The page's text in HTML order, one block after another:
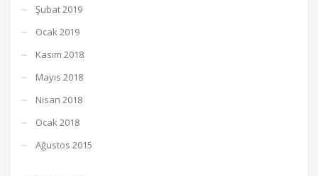
Şubat 2019
Ocak 2019
Kasım 2018
Mayıs 2018
Nisan 2018
Ocak 2018
Ağustos 2015